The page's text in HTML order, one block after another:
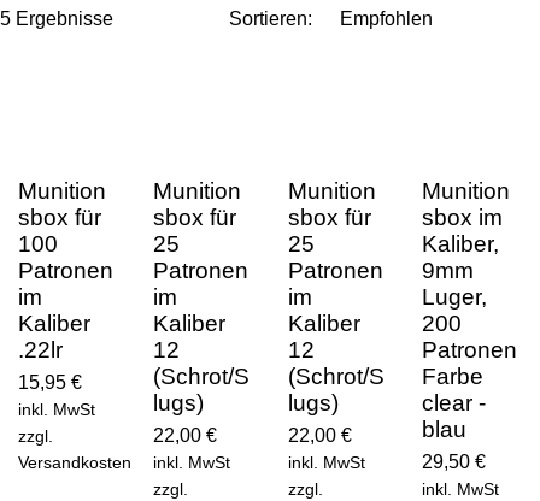
5 Ergebnisse Sortieren:
Munition
sbox für
100
Patronen
im
Kaliber
.22lr
15,95 €
inkl. MwSt
zzgl.
Versandkosten
Munition
sbox für
25
Patronen
im
Kaliber
12
(Schrot/S
lugs)
22,00 €
inkl. MwSt
zzgl.
Munition
sbox für
25
Patronen
im
Kaliber
12
(Schrot/S
lugs)
22,00 €
inkl. MwSt
zzgl.
Munition
sbox im
Kaliber,
9mm
Luger,
200
Patronen
Farbe
clear -
blau
29,50 €
inkl. MwSt